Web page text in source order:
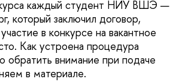
каждый студент НИУ ВШЭ —
который заключил договор,
в конкурсе на вакантное
Как устроена процедура
обратить внимание при подаче
в материале.